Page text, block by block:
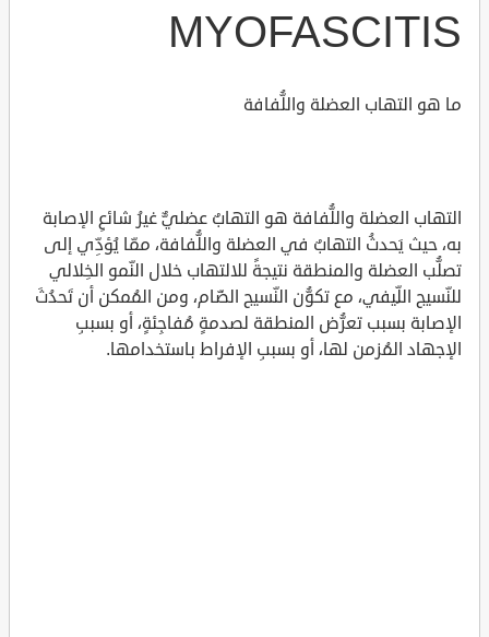
MYOFASCITIS
ما هو التهاب العضلة واللُّفافة
التهاب العضلة واللُّفافة هو التهابٌ عضليٌّ غيرُ شائعِ الإصابة
به، حيث يَحدثُ التهابٌ في العضلة واللُّفافة، ممّا يُؤدِّي إلى
تصلُّب العضلة والمنطقة نتيجةً للالتهاب خلال النّمو الخِلالي
للنّسيج اللِّيفي، مع تكوُّن النّسيج الضّام، ومن المُمكن أن تَحدُثَ
الإصابة بسبب تعرُّض المنطقة لصدمةٍ مُفاجِئةٍ، أو بسببِ
الإجهاد المُزمن لها، أو بسببِ الإفراط باستخدامها.